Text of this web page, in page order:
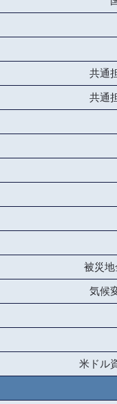
共通
共通
被災
気候
米ドル